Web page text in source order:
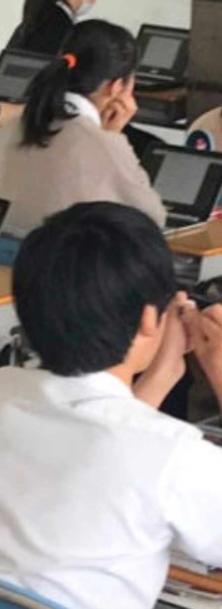
/home/sakurazuka/sakurazuka.ed.jp/public_html/wp-conten
t/themes/sakurazuka_2020/header.php
on line